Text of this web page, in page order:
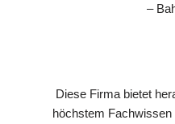
–
Diese Firma bietet
höchstem Fachwissen